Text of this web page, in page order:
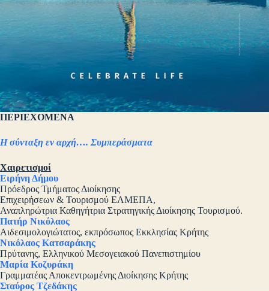
ΠΕΡΙΕΧΟΜΕΝΑ
Η σύνταξη εν αρχή…. Συμπεράσματα